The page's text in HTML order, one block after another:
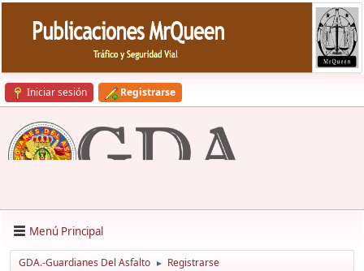
Iniciar sesión Registrarse
Menú Principal
GDA.-Guardianes Del Asfalto ► Registrarse